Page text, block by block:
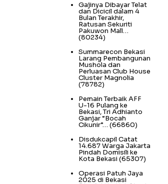
Gajinya Dibayar Telat
dan Dicicil dalam 4
Bulan Terakhir,
Ratusan Sekuriti
Pakuwon Mall…
(80234)
Summarecon Bekasi
Larang Pembangunan
Mushola dan
Perluasan Club House
Cluster Magnolia
(78782)
Pemain Terbaik AFF
U-16 Pulang ke
Bekasi, Tri Adhianto
Ganjar “Bocah
Cikunir”… (66860)
Disdukcapil Catat
14.687 Warga Jakarta
Pindah Domisili ke
Kota Bekasi (65307)
Operasi Patuh Jaya
2025 di Bekasi